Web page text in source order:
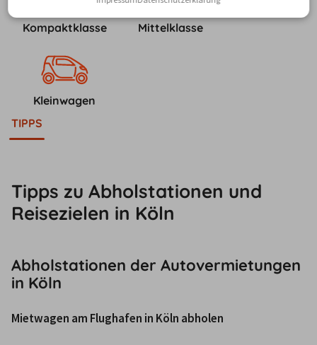
Kompaktklasse Mittelklasse
Kleinwagen
TIPPS
Tipps zu Abholstationen und
Reisezielen in Köln
Abholstationen der Autovermietungen
in Köln
Mietwagen am Flughafen in Köln abholen